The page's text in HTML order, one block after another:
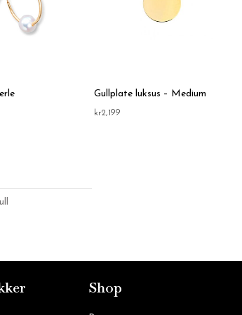
Gullplate luksus – Medium
kr2,199
Shop